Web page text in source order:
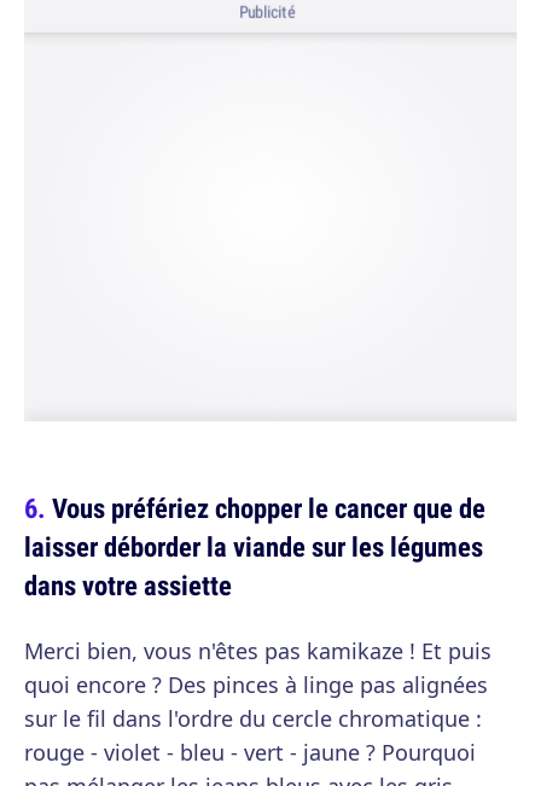
Publicité
Vous préfériez chopper le cancer que de
laisser déborder la viande sur les légumes
dans votre assiette
Merci bien, vous n'êtes pas kamikaze ! Et puis
quoi encore ? Des pinces à linge pas alignées
sur le fil dans l'ordre du cercle chromatique :
rouge - violet - bleu - vert - jaune ? Pourquoi